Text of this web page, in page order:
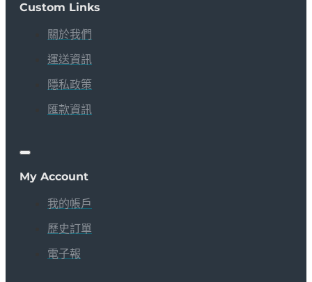
Custom Links
關於我們
運送資訊
隱私政策
匯款資訊
My Account
我的帳戶
歷史訂單
電子報